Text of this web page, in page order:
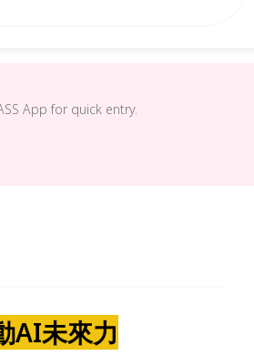
App for quick entry.
AI未來力